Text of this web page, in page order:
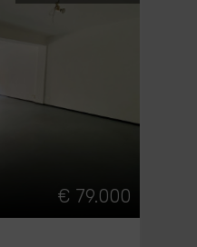
€ 79.000